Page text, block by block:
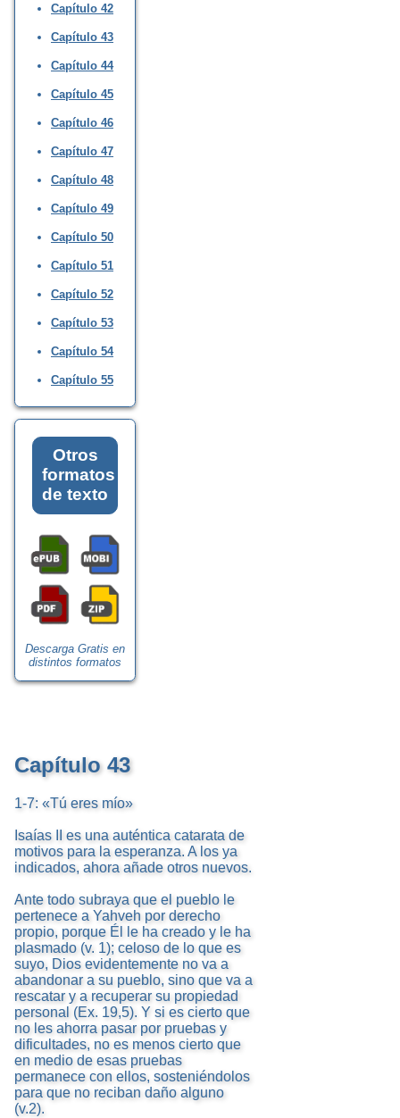
Capítulo 42
Capítulo 43
Capítulo 44
Capítulo 45
Capítulo 46
Capítulo 47
Capítulo 48
Capítulo 49
Capítulo 50
Capítulo 51
Capítulo 52
Capítulo 53
Capítulo 54
Capítulo 55
Otros
formatos
de texto
Descarga Gratis en
distintos formatos
Capítulo 43
1-7: «Tú eres mío»
Isaías II es una auténtica catarata de
motivos para la esperanza. A los ya
indicados, ahora añade otros nuevos.
Ante todo subraya que el pueblo le
pertenece a Yahveh por derecho
propio, porque Él le ha creado y le ha
plasmado (v. 1); celoso de lo que es
suyo, Dios evidentemente no va a
abandonar a su pueblo, sino que va a
rescatar y a recuperar su propiedad
personal (Ex. 19,5). Y si es cierto que
no les ahorra pasar por pruebas y
dificultades, no es menos cierto que
en medio de esas pruebas
permanece con ellos, sosteniéndolos
para que no reciban daño alguno
(v.2).